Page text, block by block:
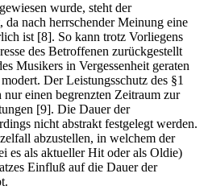
wurde, steht der
nach herrschender Meinung eine
ist [8]. So kann trotz Vorliegens
des Betroffenen zurückgestellt
Musikers in Vergessenheit geraten
Der Leistungsschutz des §1
einen begrenzten Zeitraum zur
[9]. Die Dauer der
nicht abstrakt festgelegt werden.
abzustellen, in welchem der
es als aktueller Hit oder als Oldie)
Einfluß auf die Dauer der